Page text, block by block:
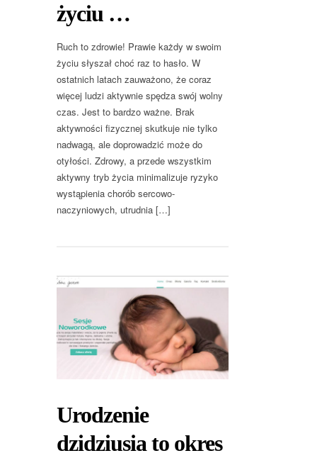
życiu …
Ruch to zdrowie! Prawie każdy w swoim
życiu słyszał choć raz to hasło. W
ostatnich latach zauważono, że coraz
więcej ludzi aktywnie spędza swój wolny
czas. Jest to bardzo ważne. Brak
aktywności fizycznej skutkuje nie tylko
nadwagą, ale doprowadzić może do
otyłości. Zdrowy, a przede wszystkim
aktywny tryb życia minimalizuje ryzyko
wystąpienia chorób sercowo-
naczyniowych, utrudnia […]
Urodzenie
dzidziusia to okres